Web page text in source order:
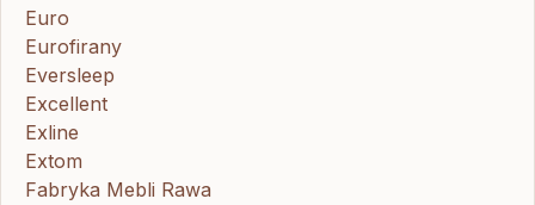
Euro
Eurofirany
Eversleep
Excellent
Exline
Extom
Fabryka Mebli Rawa